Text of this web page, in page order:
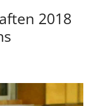
2018